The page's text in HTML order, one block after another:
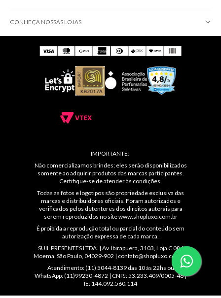
CONHEÇA NOSSAS LOJAS
IMPORTANTE!
Não comercializamos brindes; eles serão disponibilizados
somente ao adquirir produtos das marcas participantes.
Certifique-se de atender às condições.
Todas as fotos e logotipos são propriedade exclusiva das
marcas e distribuidores oficiais. Foram autorizados e
verificados pelos detentores dos direitos autorais para
serem reproduzidos no sitewww.shopluxo.com.br
É proibida a reprodução total ou parcial do conteúdo sem
autorização expressa de cada marca.
SUIL PRESENTES LTDA. | Av. Ibirapuera, 3103, Loja C 086
Moema, São Paulo, 04029-902 | contato@shopluxo.com.br
Atendimento: (11) 5044-8139 das 10 ás 22hs ou
WhatsApp: (11)99230-4872 | CNPJ: 53.233.409/0005-48 |
IE: 144.092.560.114